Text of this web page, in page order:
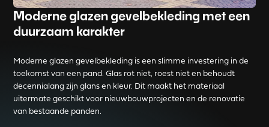
Moderne glazen gevelbekleding met een
duurzaam karakter
Moderne glazen gevelbekleding is een slimme investering in de
toekomst van een pand. Glas rot niet, roest niet en behoudt
decennialang zijn glans en kleur. Dit maakt het materiaal
uitermate geschikt voor nieuwbouwprojecten en de renovatie
van bestaande panden.